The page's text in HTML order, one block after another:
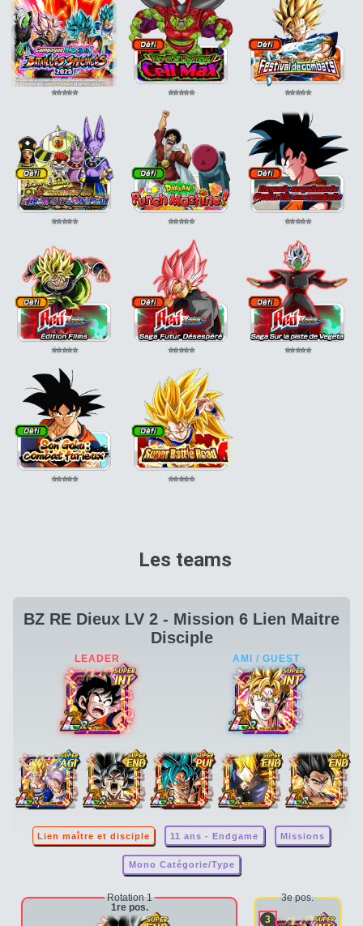
⭐⭐⭐⭐⭐ ⭐⭐⭐⭐⭐ ⭐⭐⭐⭐⭐
⭐⭐⭐⭐⭐ ⭐⭐⭐⭐⭐ ⭐⭐⭐⭐⭐
⭐⭐⭐⭐⭐ ⭐⭐⭐⭐⭐ ⭐⭐⭐⭐⭐
⭐⭐⭐⭐⭐ ⭐⭐⭐⭐⭐
Les teams
BZ RE Dieux LV 2 - Mission 6 Lien Maitre
Disciple
Lien maître et disciple 11 ans - Endgame Missions
Mono Catégorie/Type
Rotation 1
1re pos.
3e pos.
3